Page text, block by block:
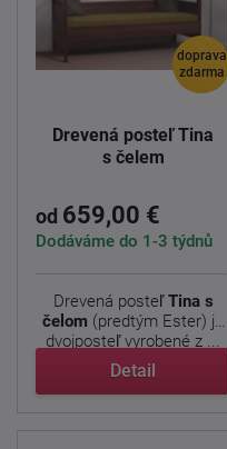
doprava
zdarma
Drevená posteľ Tina
s čelem
od 659,00 €
Dodáváme do 1-3 týdnů
Drevená posteľTina s
čelom (predtým Ester) je
dvojposteľ vyrobené z ...
Detail